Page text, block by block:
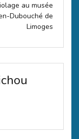
au musée
Dubouché de
Limoges